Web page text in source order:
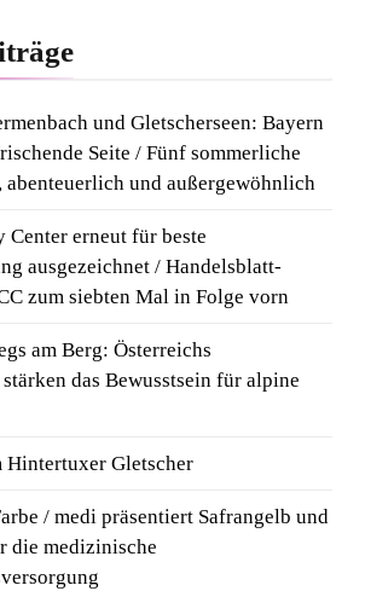
und Gletscherseen: Bayern
Seite / Fünf sommerliche
und außergewöhnlich
Center erneut für beste
ausgezeichnet / Handelsblatt-
zum siebten Mal in Folge vorn
am Berg: Österreichs
das Bewusstsein für alpine
Hintertuxer Gletscher
/ medi präsentiert Safrangelb und
die medizinische